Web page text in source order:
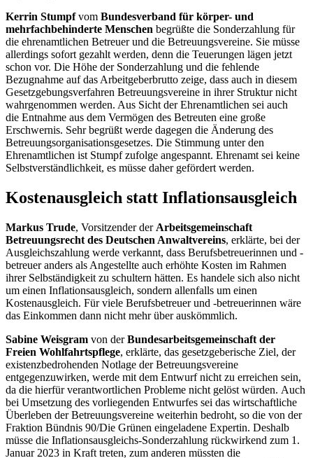
Kerrin Stumpfvom Bundesverband für körper- und
mehrfachbehinderte Menschen begrüßte die Sonderzahlung für
die ehrenamtlichen Betreuer und die Betreuungsvereine. Sie müsse
allerdings sofort gezahlt werden, denn die Teuerungen lägen jetzt
schon vor. Die Höhe der Sonderzahlung und die fehlende
Bezugnahme auf das Arbeitgeberbrutto zeige, dass auch in diesem
Gesetzgebungsverfahren Betreuungsvereine in ihrer Struktur nicht
wahrgenommen werden. Aus Sicht der Ehrenamtlichen sei auch
die Entnahme aus dem Vermögen des Betreuten eine große
Erschwernis. Sehr begrüßt werde dagegen die Änderung des
Betreuungsorganisationsgesetzes. Die Stimmung unter den
Ehrenamtlichen ist Stumpf zufolge angespannt. Ehrenamt sei keine
Selbstverständlichkeit, es müsse daher gefördert werden.
Kostenausgleich statt Inflationsausgleich
Markus Trude, Vorsitzender der Arbeitsgemeinschaft
Betreuungsrecht des Deutschen Anwaltvereins, erklärte, bei der
Ausgleichszahlung werde verkannt, dass Berufsbetreuerinnen und -
betreuer anders als Angestellte auch erhöhte Kosten im Rahmen
ihrer Selbständigkeit zu schultern hätten. Es handele sich also nicht
um einen Inflationsausgleich, sondern allenfalls um einen
Kostenausgleich. Für viele Berufsbetreuer und -betreuerinnen wäre
das Einkommen dann nicht mehr über auskömmlich.
Sabine Weisgram von derBundesarbeitsgemeinschaft der
Freien Wohlfahrtspflege, erklärte, das gesetzgeberische Ziel, der
existenzbedrohenden Notlage der Betreuungsvereine
entgegenzuwirken, werde mit dem Entwurf nicht zu erreichen sein,
da die hierfür verantwortlichen Probleme nicht gelöst würden. Auch
bei Umsetzung des vorliegenden Entwurfes sei das wirtschaftliche
Überleben der Betreuungsvereine weiterhin bedroht, so die von der
Fraktion Bündnis 90/Die Grünen eingeladene Expertin. Deshalb
müsse die Inflationsausgleichs-Sonderzahlung rückwirkend zum 1.
Januar 2023 in Kraft treten, zum anderen müssten die